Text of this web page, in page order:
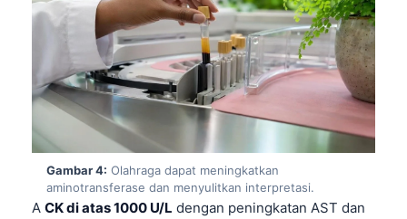
Gambar 4: Olahraga dapat meningkatkan
aminotransferase dan menyulitkan interpretasi.
A CK di atas 1000 U/L dengan peningkatan AST dan